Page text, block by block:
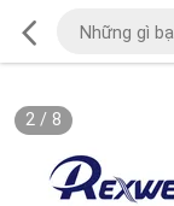
2/ 8